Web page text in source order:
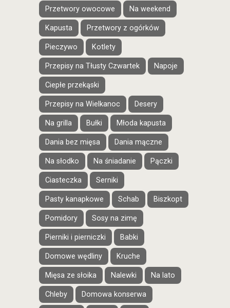
Przetwory owocowe Na weekend
Kapusta Przetwory z ogórków
Pieczywo Kotlety
Przepisy na Tłusty Czwartek Napoje
Ciepłe przekąski
Przepisy na Wielkanoc Desery
Na grilla Bułki Młoda kapusta
Dania bez mięsa Dania mączne
Na słodko Na śniadanie Pączki
Ciasteczka Serniki
Pasty kanapkowe Schab Biszkopt
Pomidory Sosy na zimę
Pierniki i pierniczki Babki
Domowe wędliny Kruche
Mięsa ze słoika Nalewki Na lato
Chleby Domowa konserwa